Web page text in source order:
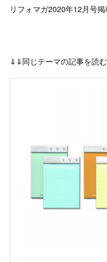
リフォマガ2020年12月号
⇓⇓同じテーマの記事を読